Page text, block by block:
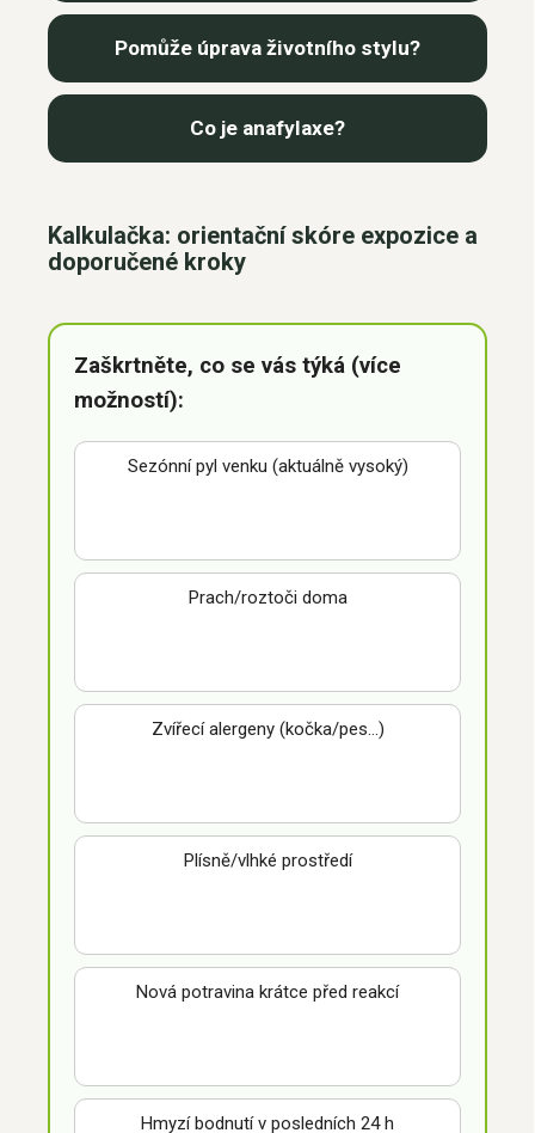
Pomůže úprava životního stylu?
Co je anafylaxe?
Kalkulačka: orientační skóre expozice a
doporučené kroky
Zaškrtněte, co se vás týká (více
možností):
Sezónní pyl venku (aktuálně vysoký)
Prach/roztoči doma
Zvířecí alergeny (kočka/pes…)
Plísně/vlhké prostředí
Nová potravina krátce před reakcí
Hmyzí bodnutí v posledních 24 h